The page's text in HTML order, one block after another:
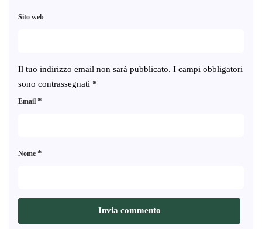
Il tuo indirizzo email non sarà pubblicato. I campi obbligatori
sono contrassegnati *
Nome *
Email *
Sito web